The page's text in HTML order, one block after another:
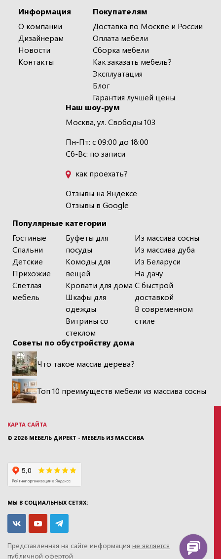
Информация
О компании
Дизайнерам
Новости
Контакты
Популярные категории
Гостиные
Спальни
Детские
Прихожие
Светлая
мебель
Буфеты для
посуды
Комоды для
вещей
Кровати для дома
Шкафы для
одежды
Витрины со
стеклом
Из массива сосны
Из массива дуба
Из Беларуси
На дачу
С быстрой
доставкой
В современном
стиле
Покупателям
Доставка по Москве и России
Оплата мебели
Сборка мебели
Как заказать мебель?
Эксплуатация
Блог
Гарантия лучшей цены
Наш шоу-рум
Москва, ул. Свободы 103
Пн-Пт: с 09:00 до 18:00
Сб-Вс: по записи
как проехать?
Отзывы на Яндексе
Отзывы в Google
Советы по обустройству дома
Что такое массив дерева?
Топ 10 преимуществ мебели из массива сосны
КАРТА САЙТА
© 2026 МЕБЕЛЬ ДИРЕКТ - МЕБЕЛЬ ИЗ МАССИВА
МЫ В СОЦИАЛЬНЫХ СЕТЯХ:
Представленная на сайте информация не является
публичной офертой